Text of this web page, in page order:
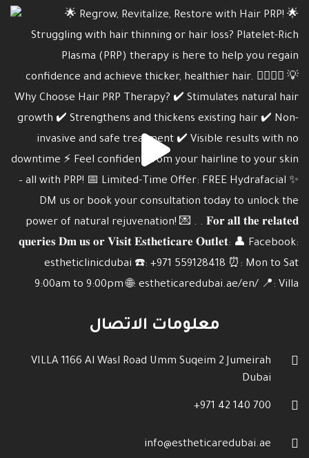
معلومات الاتصال
VILLA 1166 Al Wasl Road Umm Suqeim 2 Jumeirah
Dubai
700 140 42 971+
info@estheticaredubai.ae